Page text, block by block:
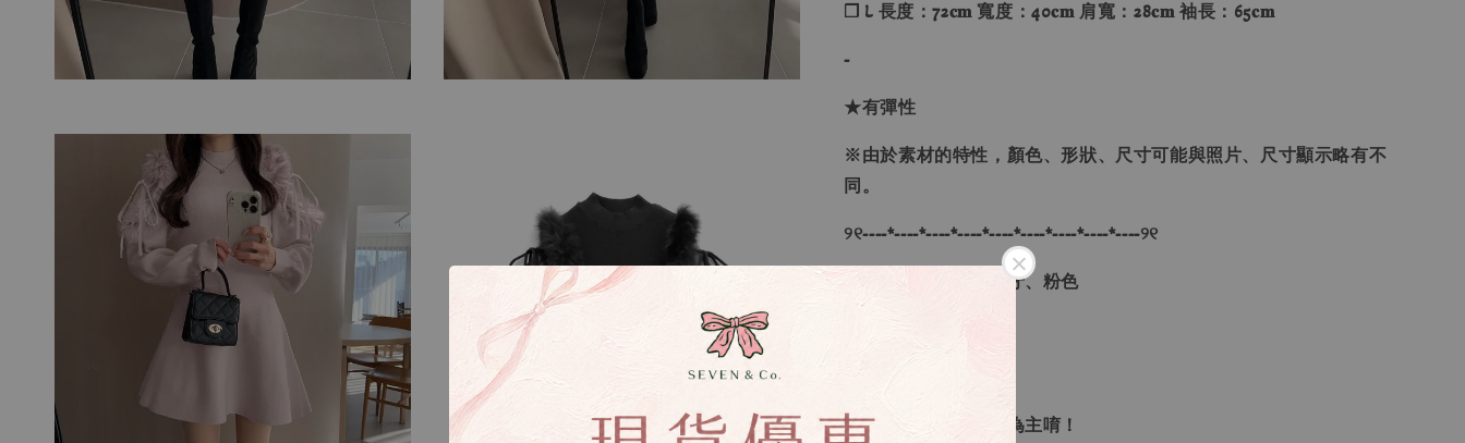
❐ L 長度：72𝐜𝐦 寬度：40𝐜𝐦 肩寬：28𝐜𝐦 袖長：65𝐜𝐦
-
★有彈性
※由於素材的特性，顏色、形狀、尺寸可能與照片、尺寸顯示略有不
同。
୨୧----*----*----*----*----*----*----*----*----୨୧
【顏色】：黑色、象牙、粉色
💡訂單依照下單順序為主唷！